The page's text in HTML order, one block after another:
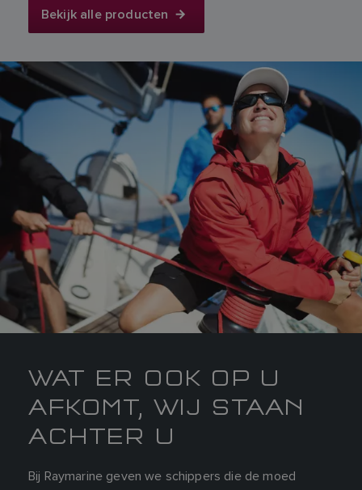
Bekijk alle producten
WAT ER OOK OP U
AFKOMT, WIJ STAAN
ACHTER U
Bij Raymarine geven we schippers die de moed